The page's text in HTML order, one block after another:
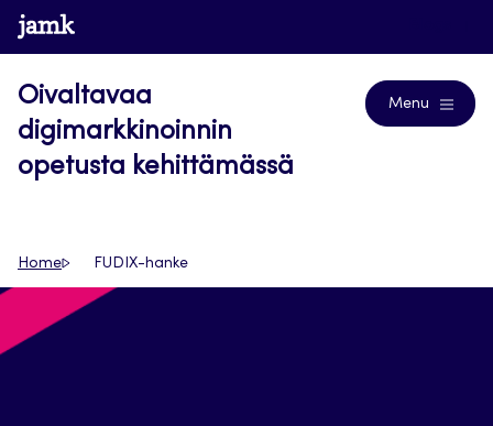
Siirry
suoraan
www.jamk.fi
Oivaltavaa
digimarkkinoinnin
opetusta kehittämässä
Menu
Home FUDIX-hanke